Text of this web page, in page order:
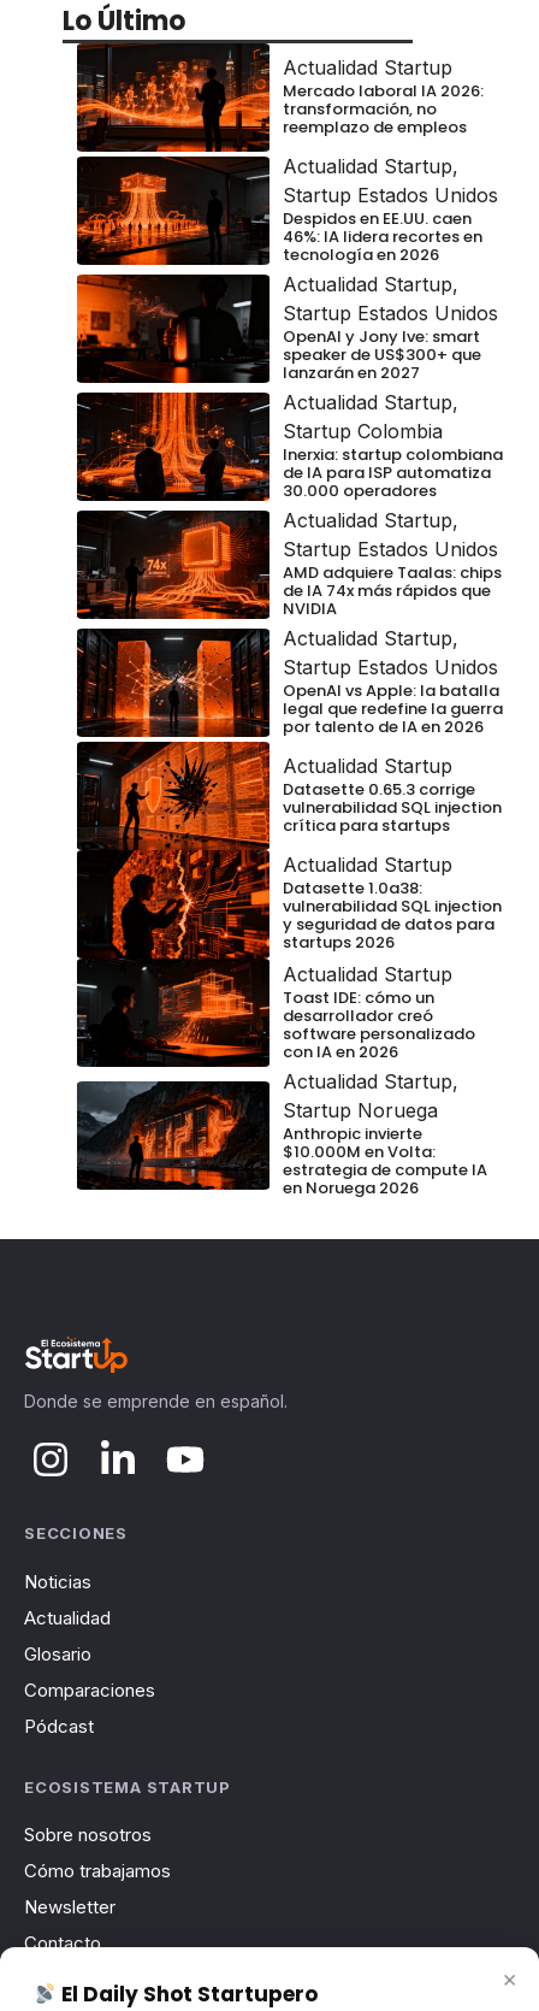
Lo Último
Actualidad Startup
Mercado laboral IA 2026:
transformación, no
reemplazo de empleos
Actualidad Startup,
Startup Estados Unidos
Despidos en EE.UU. caen
46%: IA lidera recortes en
tecnología en 2026
Actualidad Startup,
Startup Estados Unidos
OpenAI y Jony Ive: smart
speaker de US$300+ que
lanzarán en 2027
Actualidad Startup,
Startup Colombia
Inerxia: startup colombiana
de IA para ISP automatiza
30.000 operadores
Actualidad Startup,
Startup Estados Unidos
AMD adquiere Taalas: chips
de IA 74x más rápidos que
NVIDIA
Actualidad Startup,
Startup Estados Unidos
OpenAI vs Apple: la batalla
legal que redefine la guerra
por talento de IA en 2026
Actualidad Startup
Datasette 0.65.3 corrige
vulnerabilidad SQL injection
crítica para startups
Actualidad Startup
Datasette 1.0a38:
vulnerabilidad SQL injection
y seguridad de datos para
startups 2026
Actualidad Startup
Toast IDE: cómo un
desarrollador creó
software personalizado
con IA en 2026
Actualidad Startup,
Startup Noruega
Anthropic invierte
$10.000M en Volta:
estrategia de compute IA
en Noruega 2026
Donde se emprende en español.
SECCIONES
Noticias
Actualidad
Glosario
Comparaciones
Pódcast
ECOSISTEMA STARTUP
Sobre nosotros
Cómo trabajamos
Newsletter
Contacto
Publicidad
×
El Daily Shot Startupero